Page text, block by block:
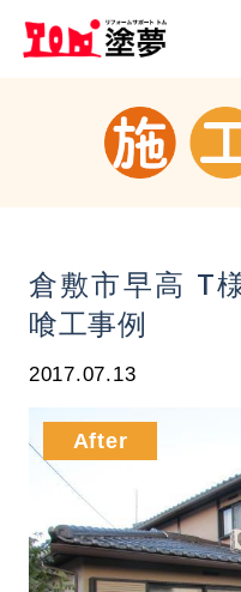
倉敷市早高 T
喰工事例
2017.07.13